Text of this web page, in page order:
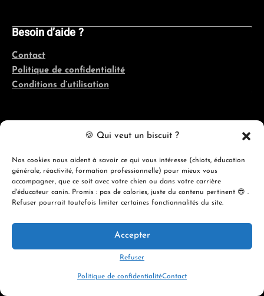
🍪 Qui veut un biscuit ?
Nos cookies nous aident à savoir ce qui vous intéresse (chiots, éducation
générale, réactivité, formation professionnelle) pour mieux vous
accompagner, que ce soit avec votre chien ou dans votre carrière
d'éducateur canin. Promis : pas de calories, juste du contenu pertinent 😎 .
Refuser pourrait toutefois limiter certaines fonctionnalités du site.
Accepter
Refuser
Politique de confidentialitéContact
Besoin d’aide ?
Contact
Politique de confidentialité
Conditions d’utilisation
info@evolutioncanine.ca
© 2026 ÉVOLUTION CANINE ACADÉMIE